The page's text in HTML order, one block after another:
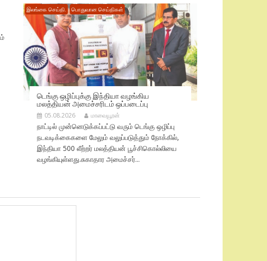
இலங்கை செய்தி. பொதுவான செய்திகள்
டெங்கு ஒழிப்புக்கு இந்தியா வழங்கிய
மலத்தியன் அமைச்சரிடம் ஒப்படைப்பு
05.08.2026 மாவையூரன்
நாட்டில் முன்னெடுக்கப்பட்டு வரும் டெங்கு ஒழிப்பு
நடவடிக்கைகளை மேலும் வலுப்படுத்தும் நோக்கில்,
இந்தியா 500 லீற்றர் மலத்தியன் பூச்சிகொல்லியை
வழங்கியுள்ளது.சுகாதார அமைச்சர்...